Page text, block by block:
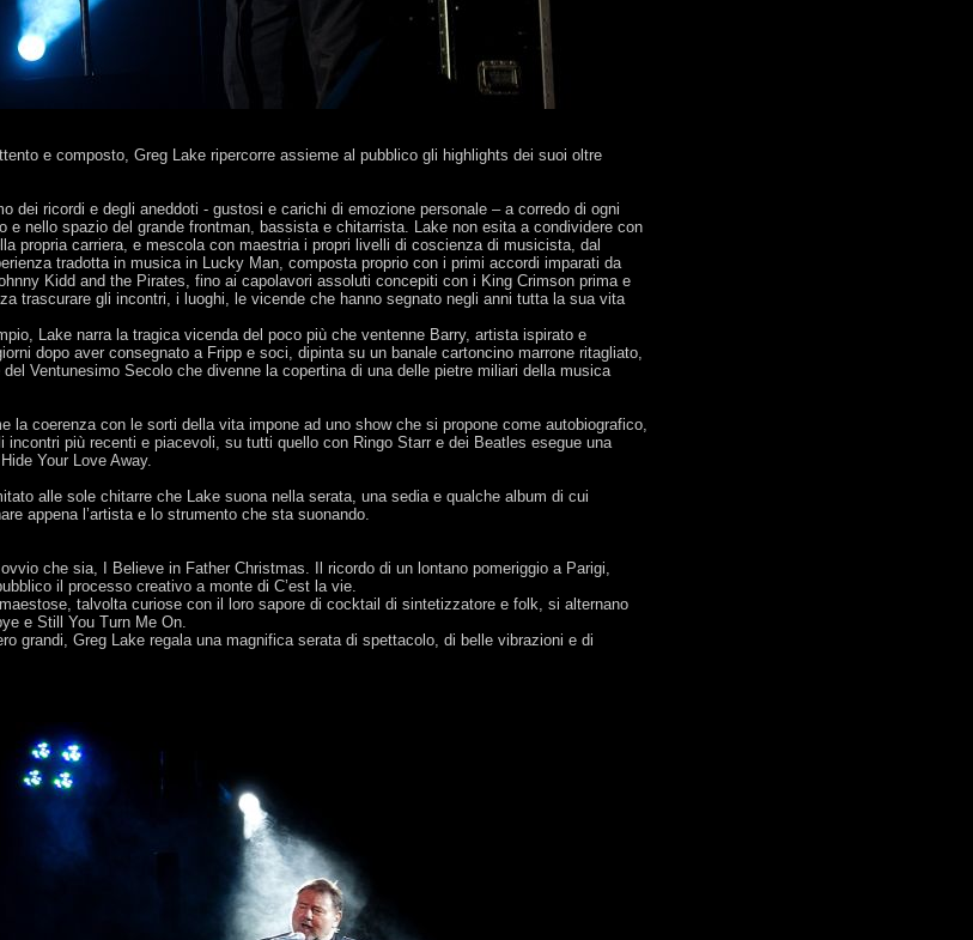
e composto, Greg Lake ripercorre assieme al pubblico gli highlights dei suoi oltre
dei ricordi e degli aneddoti - gustosi e carichi di emozione personale – a corredo di ogni
e nello spazio del grande frontman, bassista e chitarrista. Lake non esita a condividere con
propria carriera, e mescola con maestria i propri livelli di coscienza di musicista, dal
tradotta in musica in Lucky Man, composta proprio con i primi accordi imparati da
Kidd and the Pirates, fino ai capolavori assoluti concepiti con i King Crimson prima e
trascurare gli incontri, i luoghi, le vicende che hanno segnato negli anni tutta la sua vita
Lake narra la tragica vicenda del poco più che ventenne Barry, artista ispirato e
dopo aver consegnato a Fripp e soci, dipinta su un banale cartoncino marrone ritagliato,
del Ventunesimo Secolo che divenne la copertina di una delle pietre miliari della musica
la coerenza con le sorti della vita impone ad uno show che si propone come autobiografico,
incontri più recenti e piacevoli, su tutti quello con Ringo Starr e dei Beatles esegue una
Your Love Away.
alle sole chitarre che Lake suona nella serata, una sedia e qualche album di cui
appena l’artista e lo strumento che sta suonando.
ovvio che sia, I Believe in Father Christmas. Il ricordo di un lontano pomeriggio a Parigi,
il processo creativo a monte di C’est la vie.
talvolta curiose con il loro sapore di cocktail di sintetizzatore e folk, si alternano
e Still You Turn Me On.
grandi, Greg Lake regala una magnifica serata di spettacolo, di belle vibrazioni e di